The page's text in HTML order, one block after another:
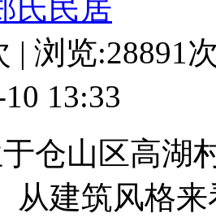
氏民居
| 浏览:28891
13:33
仓山区高湖
从建筑风格